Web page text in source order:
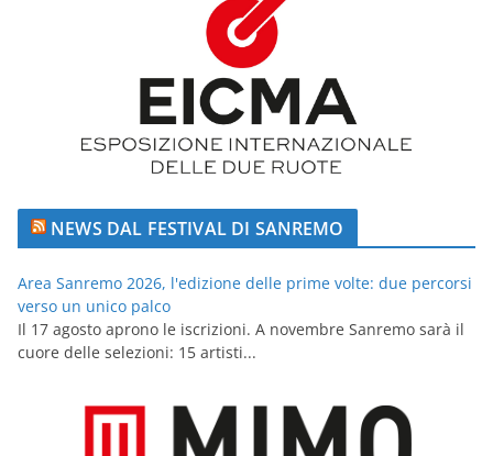
NEWS DAL FESTIVAL DI SANREMO
Area Sanremo 2026, l'edizione delle prime volte: due percorsi
verso un unico palco
Il 17 agosto aprono le iscrizioni. A novembre Sanremo sarà il
cuore delle selezioni: 15 artisti...